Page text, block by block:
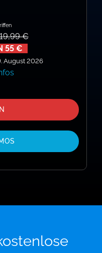
€
55 €
August 2026